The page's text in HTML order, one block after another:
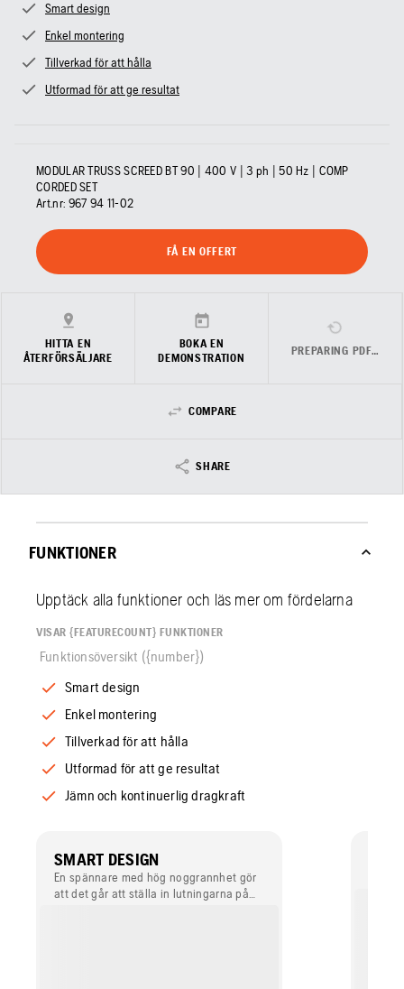
Smart design
Enkel montering
Tillverkad för att hålla
Utformad för att ge resultat
MODULAR TRUSS SCREED BT 90 | 400 V | 3 ph | 50 Hz | COMP
CORDED SET
Art.nr: 967 94 11‑02
FÅ EN OFFERT
HITTA EN
ÅTERFÖRSÄLJARE
BOKA EN
DEMONSTRATION
PREPARING PDF…
COMPARE
SHARE
FUNKTIONER
Upptäck alla funktioner och läs mer om fördelarna
VISAR {FEATURECOUNT} FUNKTIONER
Funktionsöversikt ({number})
Smart design
Enkel montering
Tillverkad för att hålla
Utformad för att ge resultat
Jämn och kontinuerlig dragkraft
SMART DESIGN
En spännare med hög noggrannhet gör
att det går att ställa in lutningarna på